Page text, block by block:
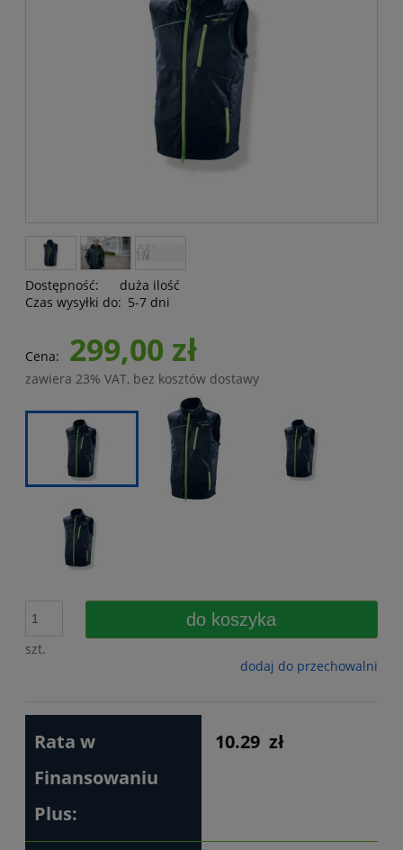
Dostępność:
duża ilość
Czas wysyłki do: 5-7 dni
Cena: 299,00 zł
zawiera 23% VAT, bez kosztów dostawy
szt.
do koszyka
dodaj do przechowalni
Rata w
Finansowaniu
Plus:
10.29 zł